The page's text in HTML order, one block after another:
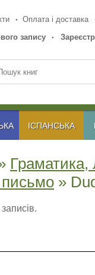
Оплата і доставка
запису
ІСПАНСЬКА
Граматика,
письмо »
записів.